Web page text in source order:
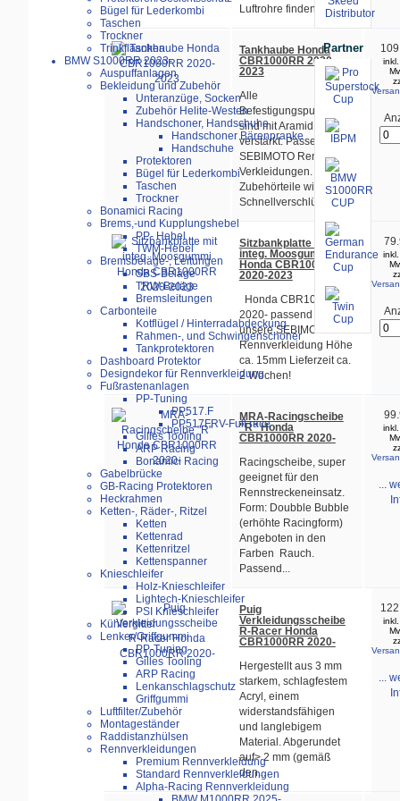
Bügel für Lederkombi
Taschen
Trockner
Trinkflaschen
BMW S1000RR 2023-
Auspuffanlagen
Bekleidung und Zubehör
Unteranzüge, Socken
Zubehör Helite-Westen
Handschoner, Handschuhe
Handschoner Bärenpranke
Handschuhe
Protektoren
Bügel für Lederkombi
Taschen
Trockner
Bonamici Racing
Brems,-und Kupplungshebel
PP- Hebel
TWM-Hebel
Bremsbeläge-, Leitungen
SBS-Beläge
TRW-Beläge
Bremsleitungen
Carbonteile
Kotflügel / Hinterradabdeckung
Rahmen-, und Schwingenschoner
Tankprotektoren
Dashboard Protektor
Designdekor für Rennverkleidung
Fußrastenanlagen
PP-Tuning
PP517.F
PP517FRV-Full race
Gilles Tooling
ARP Racing
Bonamici Racing
Gabelbrücke
GB-Racing Protektoren
Heckrahmen
Ketten-, Räder-, Ritzel
Ketten
Kettenrad
Kettenritzel
Kettenspanner
Knieschleifer
Holz-Knieschleifer
Lightech-Knieschleifer
PSI Knieschleifer
Kühlergitter
Lenker/Griffgummi
PP-Tuning
Gilles Tooling
ARP Racing
Lenkanschlagschutz
Griffgummi
Luftfilter/Zubehör
Montageständer
Raddistanzhülsen
Rennverkleidungen
Premium Rennverkleidung
Standard Rennverkleidungen
Alpha-Racing Rennverkleidung
Luftrohre finden...
Tankhaube Honda
CBR1000RR 2020-
2023
Alle
Befestigungspunkte
sind mit Aramid
verstärkt. Passend mit
SEBIMOTO Renn-
Verkleidungen. Weiter
Zubehörteile wie
Schnellverschlüsse,...
Sitzbankplatte mit
integ. Moosgummi
Honda CBR1000RR
2020-2023
Honda CBR1000RR
2020- passend für
unsere SEBIMOTO
Rennverkleidung Höhe
ca. 15mm Lieferzeit ca.
2 Wochen!
MRA-Racingscheibe
"R" Honda
CBR1000RR 2020-
Racingscheibe, super
geeignet für den
Rennstreckeneinsatz.
Form: Doubble Bubble
(erhöhte Racingform)
Angeboten in den
Farben Rauch.
Passend...
...
Puig
Verkleidungsscheibe
R-Racer Honda
CBR1000RR 2020-
Hergestellt aus 3 mm
starkem, schlagfestem
Acryl, einem
widerstandsfähigen
und langlebigem
Material. Abgerundet
auf> 2 mm (gemäß
den...
...
Partner